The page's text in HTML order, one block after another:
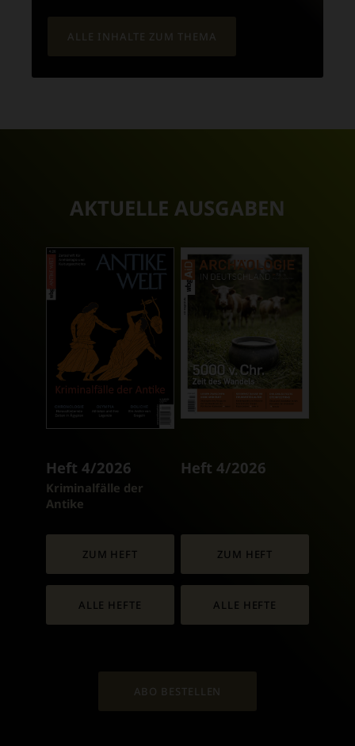
ALLE INHALTE ZUM THEMA
AKTUELLE AUSGABEN
Heft 4/2026
:
Kriminalfälle der
Antike
ZUM HEFT
ALLE HEFTE
Heft 4/2026
ZUM HEFT
ALLE HEFTE
ABO BESTELLEN